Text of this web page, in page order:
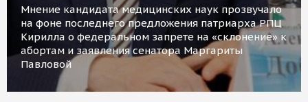
Мнение кандидата медицинских наук прозвучало
на фоне последнего предложения патриарха РПЦ
Кирилла о федеральном запрете на «склонение» к
абортам и заявления сенатора Маргариты
Павловой